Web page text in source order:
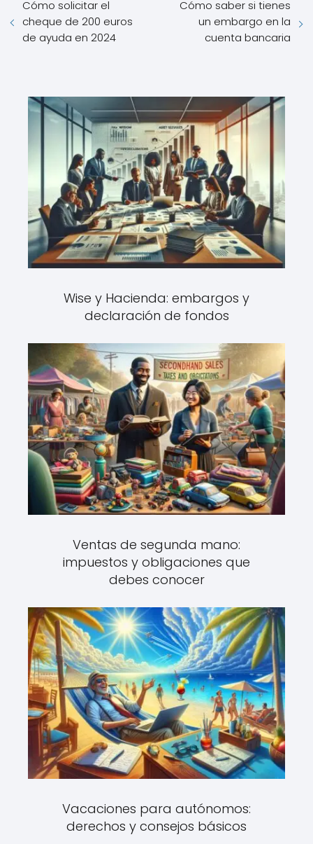
Cómo solicitar el
cheque de 200 euros
de ayuda en 2024
Cómo saber si tienes
un embargo en la
cuenta bancaria
Wise y Hacienda: embargos y
declaración de fondos
Ventas de segunda mano:
impuestos y obligaciones que
debes conocer
Vacaciones para autónomos:
derechos y consejos básicos